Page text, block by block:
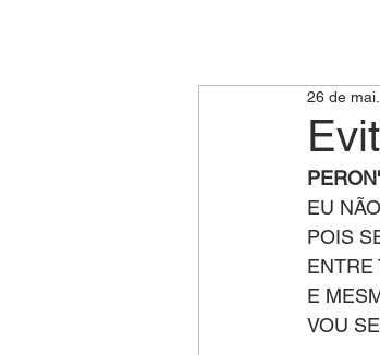
26 de
EU
POIS
ENTRE
E
VOU